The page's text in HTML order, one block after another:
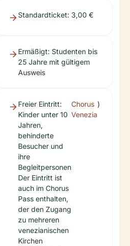
Standardticket: 3,00 €
Ermäßigt: Studenten bis
25 Jahre mit gültigem
Ausweis
Freier Eintritt:
Kinder unter 10
Jahren,
behinderte
Besucher und
ihre
Begleitpersonen
Der Eintritt ist
auch im Chorus
Pass enthalten,
der den Zugang
zu mehreren
venezianischen
Kirchen
Chorus
Venezia
)